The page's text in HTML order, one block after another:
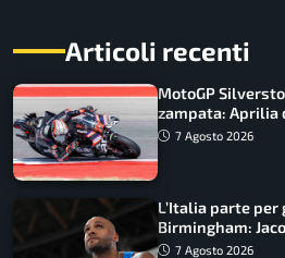
Articoli recenti
MotoGP
zampata: Aprilia
costretto al Q1
7 Agosto 2026
L’Italia parte per
Birmingham:
Battocletti
7 Agosto 2026